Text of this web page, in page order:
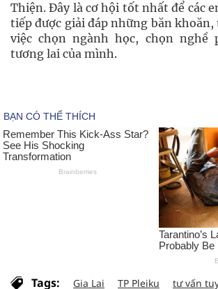
Thiện. Đây là cơ hội tốt nhất để các
tiếp được giải đáp những băn
việc chọn ngành học, chọn nghề
tương lai của mình.
Tags: Gia Lai TP Pleiku
tư vấn